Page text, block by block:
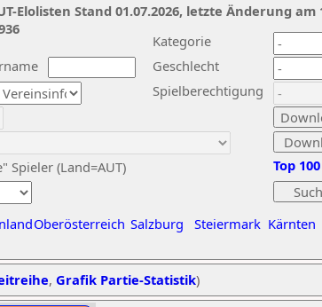
Kategorie
Geschlecht
Spieler (Land=AUT)
Spielberechtigung
Oberösterreich Salzburg Steiermark Kärnten
Top 100
Elolisten Stand 01.07.2026, letzte Änderung
, Grafik Partie-Statistik)